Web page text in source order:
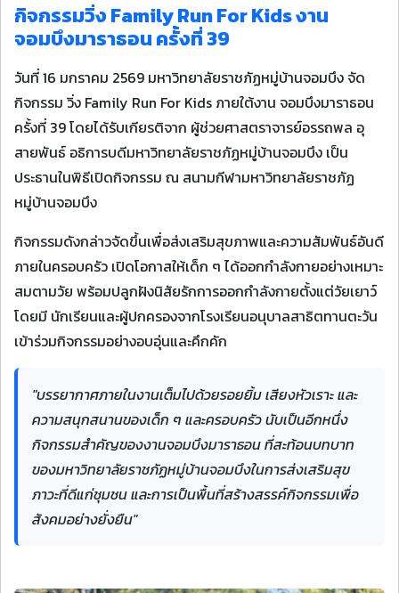
กิจกรรมวิ่ง Family Run For Kids งาน
จอมบึงมาราธอน ครั้งที่ 39
วันที่ 16 มกราคม 2569 มหาวิทยาลัยราชภัฏหมู่บ้านจอมบึง จัด
กิจกรรม วิ่ง Family Run For Kids ภายใต้งาน จอมบึงมาราธอน
ครั้งที่ 39 โดยได้รับเกียรติจาก ผู้ช่วยศาสตราจารย์อรรถพล อุ
สายพันธ์ อธิการบดีมหาวิทยาลัยราชภัฏหมู่บ้านจอมบึง เป็น
ประธานในพิธีเปิดกิจกรรม ณ สนามกีฬามหาวิทยาลัยราชภัฏ
หมู่บ้านจอมบึง
กิจกรรมดังกล่าวจัดขึ้นเพื่อส่งเสริมสุขภาพและความสัมพันธ์อันดี
ภายในครอบครัว เปิดโอกาสให้เด็ก ๆ ได้ออกกำลังกายอย่างเหมาะ
สมตามวัย พร้อมปลูกฝังนิสัยรักการออกกำลังกายตั้งแต่วัยเยาว์
โดยมี นักเรียนและผู้ปกครองจากโรงเรียนอนุบาลสาธิตทานตะวัน
เข้าร่วมกิจกรรมอย่างอบอุ่นและคึกคัก
"บรรยากาศภายในงานเต็มไปด้วยรอยยิ้ม เสียงหัวเราะ และ
ความสนุกสนานของเด็ก ๆ และครอบครัว นับเป็นอีกหนึ่ง
กิจกรรมสำคัญของงานจอมบึงมาราธอน ที่สะท้อนบทบาท
ของมหาวิทยาลัยราชภัฏหมู่บ้านจอมบึงในการส่งเสริมสุข
ภาวะที่ดีแก่ชุมชน และการเป็นพื้นที่สร้างสรรค์กิจกรรมเพื่อ
สังคมอย่างยั่งยืน"